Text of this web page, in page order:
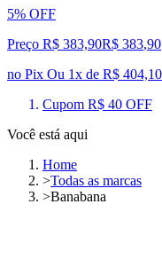
5% OFF
Preço R$ 383,90R$ 383,90
no Pix Ou 1x de R$
Cupom R$ 40 OFF
Você está aqui
Home
>Todas as marcas
>Banabana